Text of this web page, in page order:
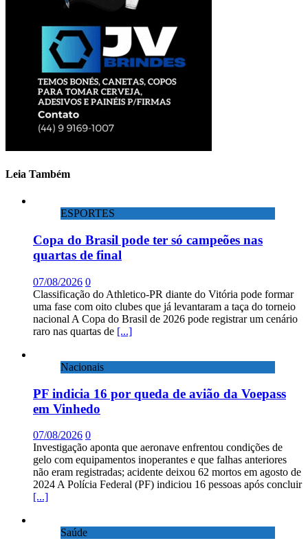
Leia Também
ESPORTES
Copa do Brasil pode ter só campeões nas
quartas de final
07/08/2026 0
Classificação do Athletico-PR diante do Vitória pode formar
uma fase com oito clubes que já levantaram a taça do torneio
nacional A Copa do Brasil de 2026 pode registrar um cenário
raro nas quartas de [...]
Nacionais
PF indicia 16 por queda de avião da Voepass
em Vinhedo
07/08/2026 0
Investigação aponta que aeronave enfrentou condições de
gelo com equipamentos inoperantes e que falhas anteriores
não eram registradas; acidente deixou 62 mortos em agosto de
2024 A Polícia Federal (PF) indiciou 16 pessoas após concluir
[...]
Saúde